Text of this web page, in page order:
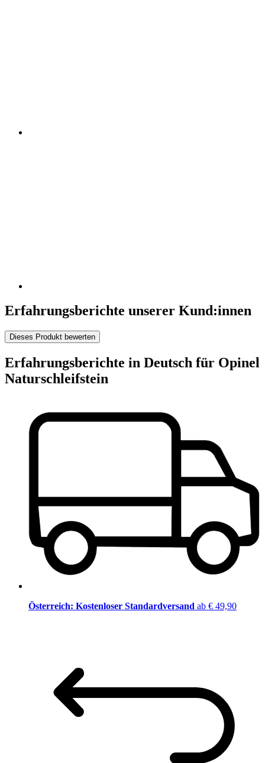
Erfahrungsberichte unserer Kund:innen
Dieses Produkt bewerten
Erfahrungsberichte in Deutsch für Opinel
Naturschleifstein
Österreich: Kostenloser Standardversand ab € 49,90